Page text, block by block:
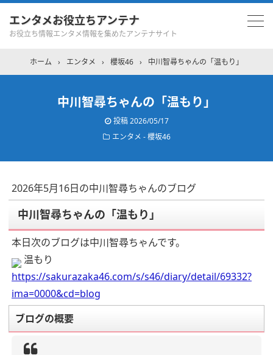
エンタメお役立ちアンテナ
お役立ち情報エンタメ情報を集めたアンテナサイト
ホーム › エンタメ › 櫻坂46 › 中川智尋ちゃんの「温もり」
中川智尋ちゃんの「温もり」
投稿2026/05/17
エンタメ - 櫻坂46
2026年5月16日の中川智尋ちゃんのブログ
中川智尋ちゃんの「温もり」
本日次のブログは中川智尋ちゃんです。
温もり
https://sakurazaka46.com/s/s46/diary/detail/69332?
ima=0000&cd=blog
ブログの概要